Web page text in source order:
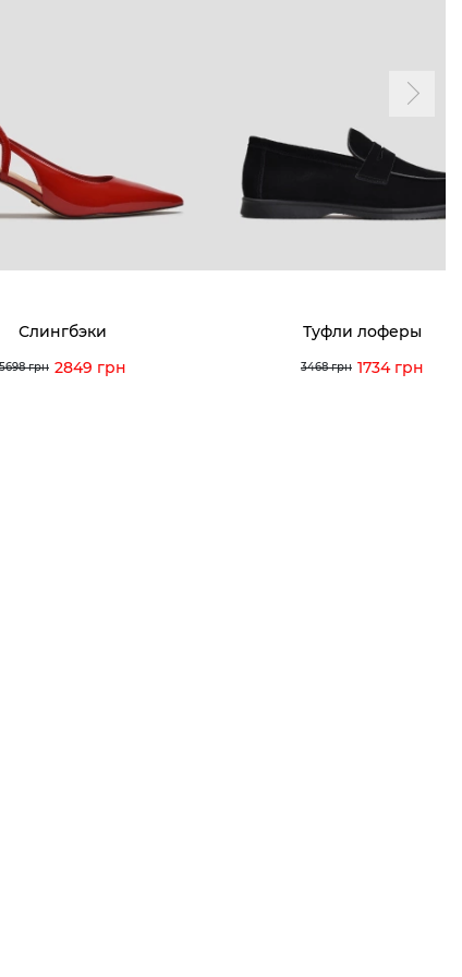
Слингбэки
5698 грн 2849 грн
Туфли лоферы
3468 грн 1734 грн
Мои просмотры